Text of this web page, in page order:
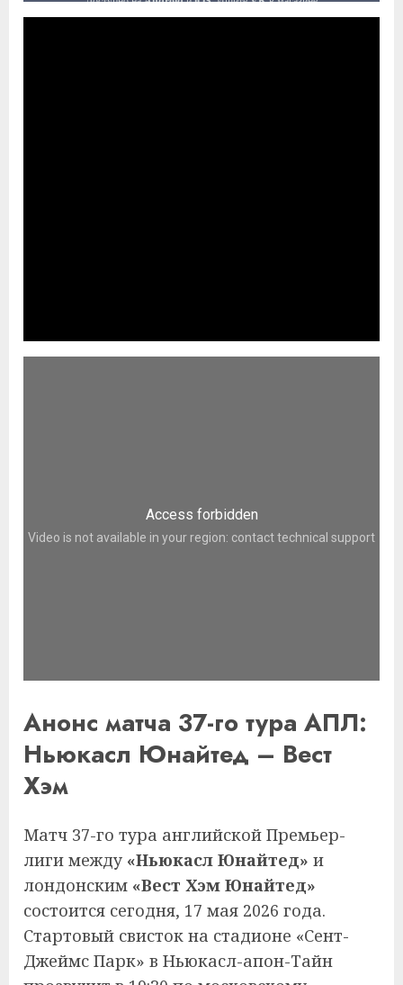
Анонс матча 37-го тура АПЛ:
Ньюкасл Юнайтед – Вест
Хэм
Матч 37-го тура английской Премьер-
лиги между «Ньюкасл Юнайтед» и
лондонским «Вест Хэм Юнайтед»
состоится сегодня, 17 мая 2026 года.
Стартовый свисток на стадионе «Сент-
Джеймс Парк» в Ньюкасл-апон-Тайн